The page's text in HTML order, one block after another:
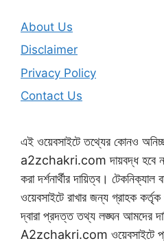
About Us
Disclaimer
Privacy Policy
Contact Us
এই ওয়েবসাইটে তথ্যের কোনও
a2zchakri.com দায়বদ্ধ হবে
করা দর্শনার্থীর দায়িত্ব।
ওয়েবসাইটে রাখার জন্য গ্রাহক
দ্বারা প্রদত্ত তথ্য লঙ্ঘন আমদের
A2zchakri.com ওয়েবসাইটে